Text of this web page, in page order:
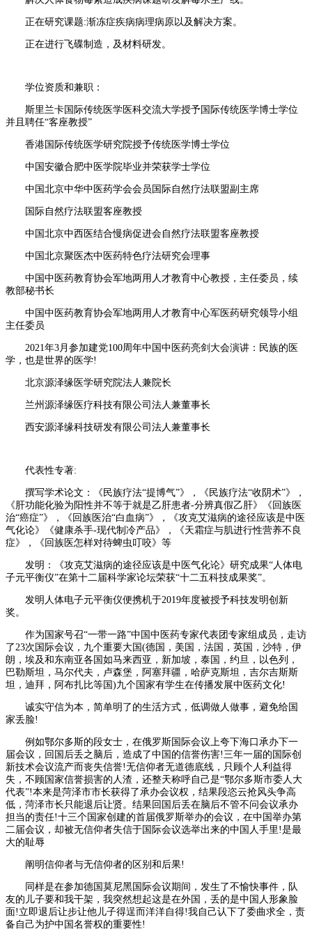
正在研究课题:渐冻症疾病病理病原以及解决方案。
正在进行飞碟制造，及材料研发。
学位资质和兼职：
斯里兰卡国际传统医学医科交流大学授予国际传统医学博士学位
并且聘任“客座教授”
香港国际传统医学研究院授予传统医学博士学位
中国安徽合肥中医学院毕业并荣获学士学位
中国北京中华中医药学会会员国际自然疗法联盟副主席
国际自然疗法联盟客座教授
中国北京中西医结合慢病促进会自然疗法联盟客座教授
中国北京聚医杰中医药特色疗法研究会理事
中国中医药教育协会军地两用人才教育中心教授，主任委员，续
教部秘书长
中国中医药教育协会军地两用人才教育中心军医药研究领导小组
主任委员
2021年3月参加建党100周年中国中医药亮剑大会演讲：民族的医
学，也是世界的医学!
北京源泽缘医学研究院法人兼院长
兰州源泽缘医疗科技有限公司法人兼董事长
西安源泽缘科技研发有限公司法人兼董事长
代表性专著:
撰写学术论文：《民族疗法“提博气”》，《民族疗法“收阴术”》，
《肝功能化验为阳性并不等于就是乙肝患者-分辨真假乙肝》《回族医
治“癌症”》，《回族医治“白血病”》，《攻克艾滋病的途径应该是中医
气化论》《健康杀手-现代制冷产品》，《天霜症与肌进行性营养不良
症》，《回族医怎样对待蜱虫叮咬》等
发明：《攻克艾滋病的途径应该是中医气化论》研究成果“人体电
子元平衡仪”在第十二届科学家论坛荣获“十二五科技成果奖”。
发明人体电子元平衡仪便携机于2019年度被授予科技发明创新
奖。
作为国家号召“一带一路”中国中医药专家代表团专家组成员，走访
了23次国际会议，九个重要大国(德国，美国，法国，英国，沙特，伊
朗，埃及和东南亚各国如马来西亚，新加坡，泰国，约旦，以色列，
巴勒斯坦，马尔代夫，卢森堡，阿塞拜疆，哈萨克斯坦，吉尔吉斯斯
坦，迪拜，阿布扎比等国)九个国家有学生在传播发展中医药文化!
诚实守信为本，简单明了的生活方式，低调做人做事，避免给国
家丢脸!
例如鄂尔多斯的段女士，在俄罗斯国际会议上夸下海口承办下一
届会议，回国后丢之脑后，造成了中国的信誉伤害!三年一届的国际创
新技术会议流产而丧失信誉!无信仰者无道德底线，只顾个人利益得
失，不顾国家信誉损害的人渣，还整天称呼自己是“鄂尔多斯市委人大
代表”!本来是菏泽市市长获得了承办会议权，结果段恣云抢风头争高
低，菏泽市长只能退后让贤。结果回国后丢在脑后不管不问会议承办
担当的责任!十三个国家创建的首届俄罗斯举办的会议，在中国举办第
二届会议，却被无信仰者失信于国际会议选举出来的中国人手里!是最
大的耻辱
阐明信仰者与无信仰者的区别和后果!
同样是在参加德国莫尼黑国际会议期间，发生了不愉快事件，队
友的儿子要和我干架，我突然想起这是在外国，丢的是中国人形象脸
面!立即退后让步让他儿子得逞而洋洋自得!我自己认下了委曲求全，责
备自己为护中国名誉权的重要性!